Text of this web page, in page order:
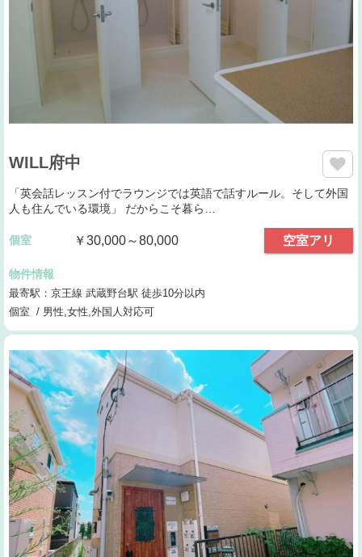
WILL府中
「英会話レッスン付でラウンジでは英語で話すルール。そして外国
人も住んでいる環境」 だからこそ暮ら…
個室 ￥30,000～80,000 空室アリ
物件情報
最寄駅：京王線 武蔵野台駅 徒歩10分以内
個室 / 男性,女性,外国人対応可